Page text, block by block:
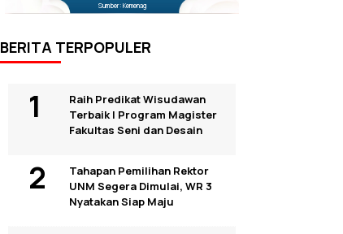
Sumber: Kemenag
BERITA TERPOPULER
Raih Predikat Wisudawan
Terbaik I Program Magister
Fakultas Seni dan Desain
Tahapan Pemilihan Rektor
UNM Segera Dimulai, WR 3
Nyatakan Siap Maju